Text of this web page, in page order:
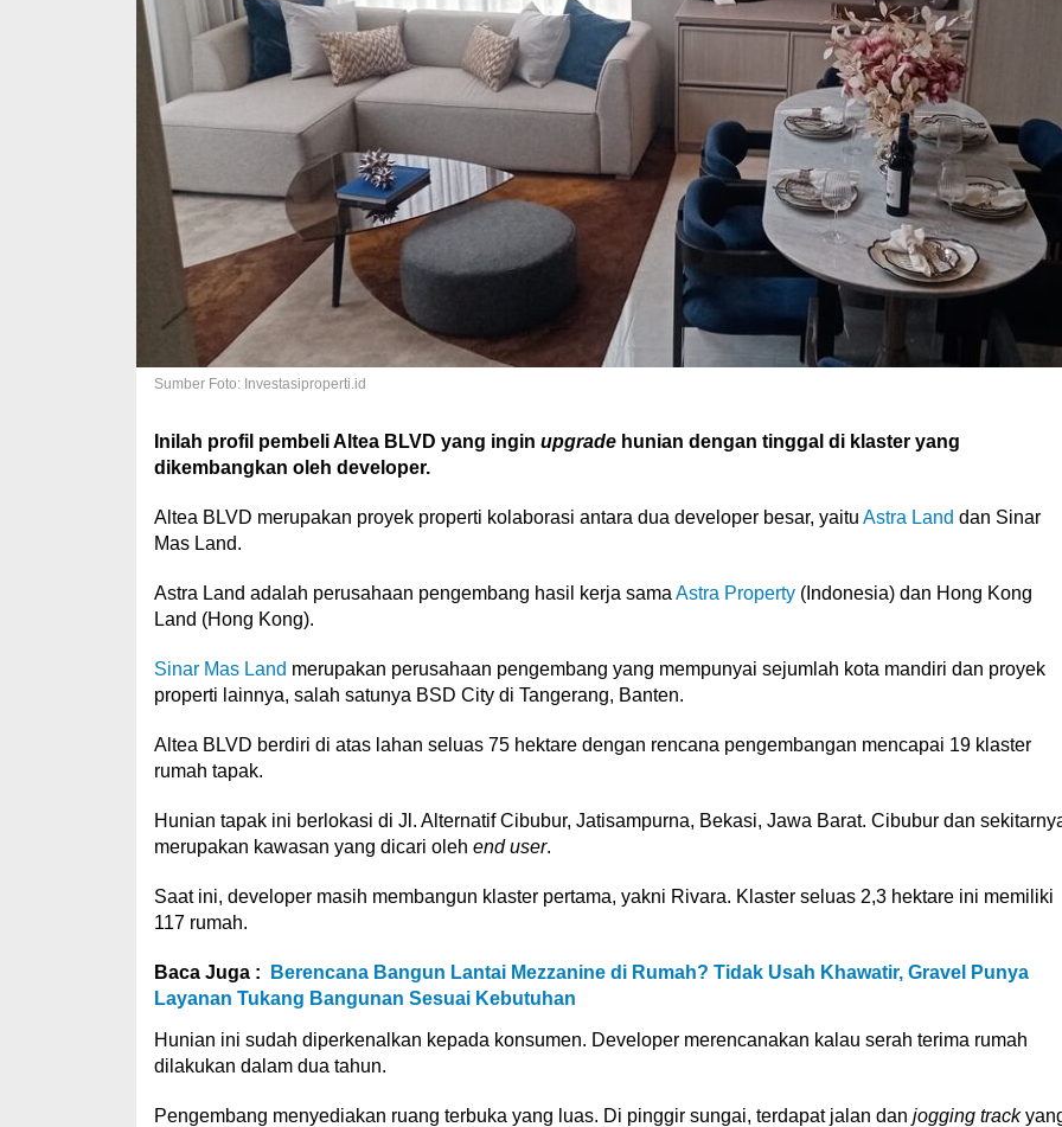
Sumber Foto: Investasiproperti.id
Inilah profil pembeli Altea BLVD yang ingin upgradehunian dengan tinggal di klaster yang
dikembangkan oleh developer.
Altea BLVD merupakan proyek properti kolaborasi antara dua developer besar, yaitu Astra Land dan Sinar
Mas Land.
Astra Land adalah perusahaan pengembang hasil kerja sama Astra Property(Indonesia) dan Hong Kong
Land (Hong Kong).
Sinar Mas Land merupakan perusahaan pengembang yang mempunyai sejumlah kota mandiri dan proyek
properti lainnya, salah satunya BSD City di Tangerang, Banten.
Altea BLVD berdiri di atas lahan seluas 75 hektare dengan rencana pengembangan mencapai 19 klaster
rumah tapak.
Hunian tapak ini berlokasi di Jl. Alternatif Cibubur, Jatisampurna, Bekasi, Jawa Barat. Cibubur dan
merupakan kawasan yang dicari oleh end user.
Saat ini, developer masih membangun klaster pertama, yakni Rivara. Klaster seluas 2,3 hektare ini memiliki
117 rumah.
Baca Juga :
Berencana Bangun Lantai Mezzanine di Rumah? Tidak Usah Khawatir, Gravel Punya
Layanan Tukang Bangunan Sesuai Kebutuhan
Hunian ini sudah diperkenalkan kepada konsumen. Developer merencanakan kalau serah terima rumah
dilakukan dalam dua tahun.
Pengembang menyediakan ruang terbuka yang luas. Di pinggir sungai, terdapat jalan dan jogging track